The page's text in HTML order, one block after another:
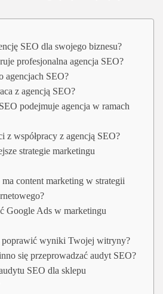
SEO dla swojego biznesu?
profesjonalna agencja SEO?
agencjach SEO?
z agencją SEO?
podejmuje agencja w ramach
z współpracy z agencją SEO?
strategie marketingu
ma content marketing w strategii
Google Ads w marketingu
poprawić wyniki Twojej witryny?
się przeprowadzać audyt SEO?
SEO dla sklepu